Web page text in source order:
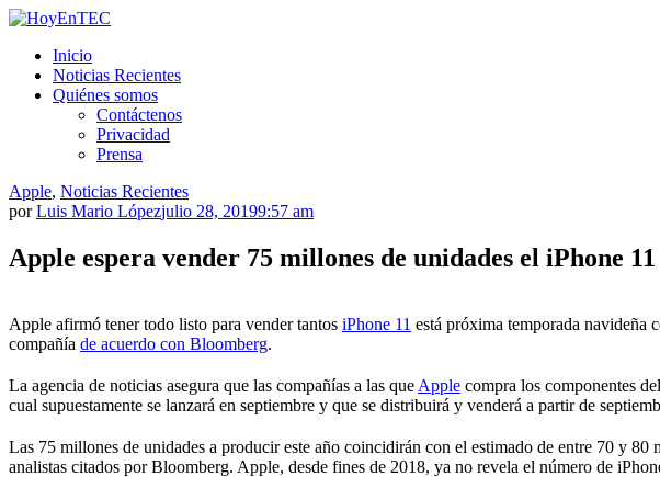
Saltar
contenido.
Inicio
Noticias Recientes
Quiénes somos
Contáctenos
Privacidad
Prensa
Apple, Noticias Recientes
porLuis Mario Lópezjulio 28, 20199:57 am
Apple espera vender 75 millones de unidades el iPhone 11
Apple afirmó tener todo listo para vender tantos iPhone 11 está próxima temporada navideña
compañía de acuerdo con Bloomberg.
La agencia de noticias asegura que las compañías a las que Apple compra los componentes
cual supuestamente se lanzará en septiembre y que se distribuirá y venderá a partir de
Las 75 millones de unidades a producir este año coincidirán con el estimado de entre 70 y
analistas citados por Bloomberg. Apple, desde fines de 2018, ya no revela el número de